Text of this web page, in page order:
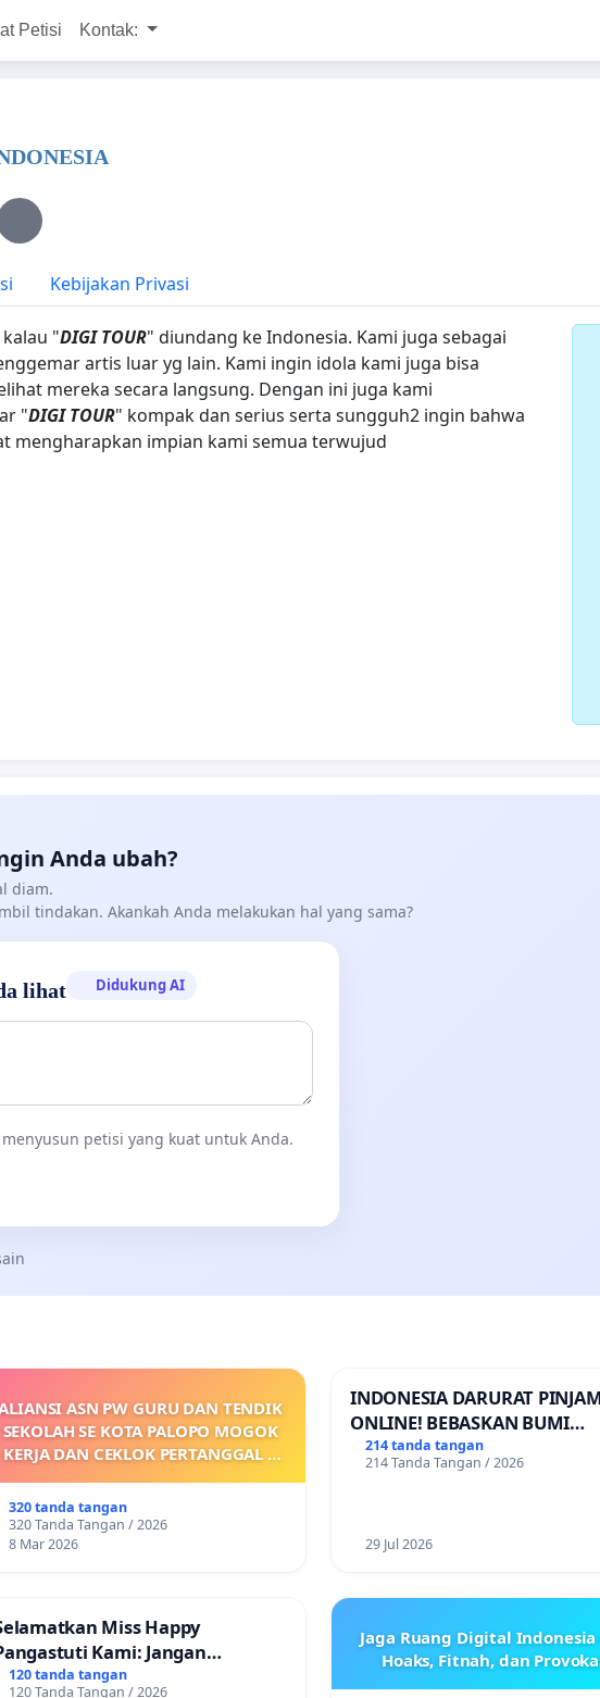
Petisi Kontak:
Kebijakan Privasi
"DIGI TOUR" diundang ke Indonesia. Kami juga sebagai
artis luar yg lain. Kami ingin idola kami juga bisa
mereka secara langsung. Dengan ini juga kami
"DIGI TOUR" kompak dan serius serta sungguh2 ingin bahwa
mengharapkan impian kami semua terwujud
Anda ubah?
diam.
tindakan. Akankah Anda melakukan hal yang sama?
lihat Didukung AI
petisi yang kuat untuk Anda.
ASN PW GURU DAN TENDIK
SEKOLAH SE KOTA PALOPO MOGOK
KERJA DAN CEKLOK PERTANGGAL 9
DIKELUARKANNYA SK KONTRAK
UPAH DAN KEJELASAN SUMBER GAJI
320 tanda tangan
320 Tanda Tangan / 2026
8 Mar 2026
INDONESIA DARURAT
ONLINE! BEBASKAN BUMI
PERTIWI DARI TEROR
ONLINE! TUTUP PINJOL!
214 tanda tangan
214 Tanda Tangan / 2026
29 Jul 2026
Miss Happy
Kami: Jangan
Putuskan Pengabdian yang Telah
120 tanda tangan
120 Tanda Tangan / 2026
Jaga Ruang Digital
Hoaks, Fitnah, dan